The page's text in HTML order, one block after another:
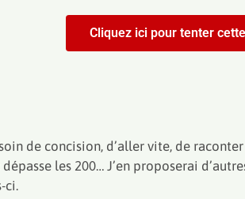
Cliquez ici pour tenter
de concision, d’aller vite, de
les 200… J’en proposerai
ci.